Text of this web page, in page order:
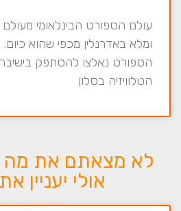
עולם הספורט הבינלאומי
ומלא באדרנלין מכפי שהוא
הספורט נאלצו להסתפק
הטלוויזיה בסלון
לא מצאתם את מה
אולי יעניין